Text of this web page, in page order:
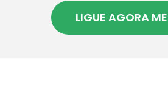
LIGUE AGORA